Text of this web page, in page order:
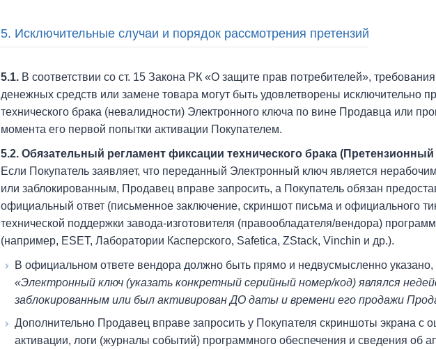
5. Исключительные случаи и порядок рассмотрения претензий
5.1. В соответствии со ст. 15 Закона РК «О защите прав потребителей»,
денежных средств или замене товара могут быть удовлетворены исключительно
технического брака (невалидности) Электронного ключа по вине Продавца или
момента его первой попытки активации Покупателем.
5.2. Обязательный регламент фиксации технического брака
Если Покупатель заявляет, что переданный Электронный ключ является
или заблокированным, Продавец вправе запросить, а Покупатель обязан
официальный ответ (письменное заключение, скриншот письма и официального
технической поддержки завода-изготовителя (правообладателя/вендора)
(например, ESET, Лаборатории Касперского, Safetica, ZStack, Vinchin и др.).
В официальном ответе вендора должно быть прямо и недвусмысленно указано,
«Электронный ключ (указать конкретный серийный номер/код) являлся
заблокированным или был активирован ДО даты и времени его продажи
Дополнительно Продавец вправе запросить у Покупателя скриншоты экрана с
активации, логи (журналы событий) программного обеспечения и сведения об